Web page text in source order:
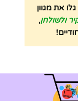
את מגוון
ולשולחן,